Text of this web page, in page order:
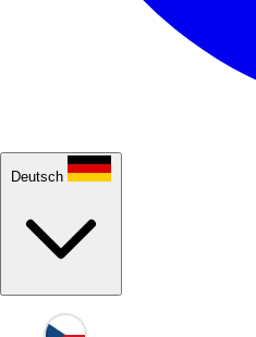
Deutsch